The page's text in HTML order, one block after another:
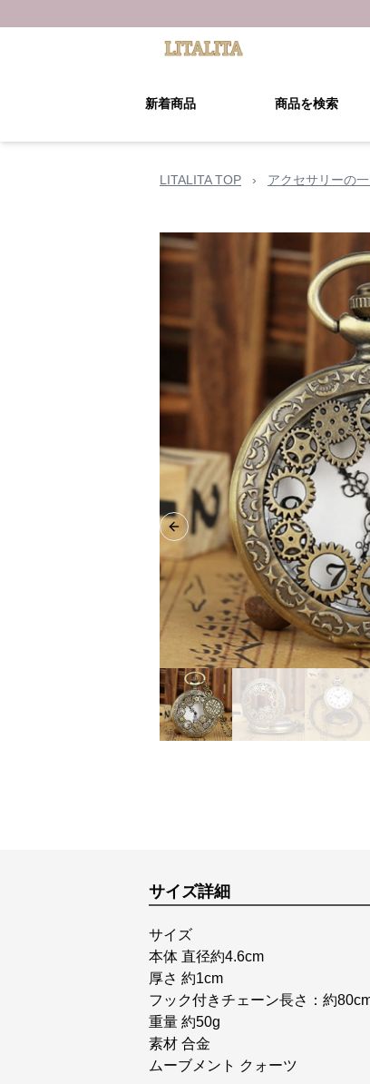
新着商品 商品を検索
LITALITA TOP › アクセサリーの
Previous slide
サイズ詳細
サイズ
本体 直径約4.6cm
厚さ 約1cm
フック付きチェーン長さ：約
重量 約50g
素材 合金
ムーブメント クォーツ